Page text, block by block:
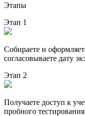
Этапы
Этап 1
Собираете и
согласовываете дату
Этап 2
Получаете доступ к
пробного